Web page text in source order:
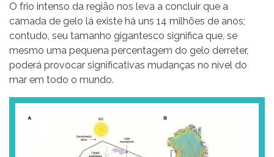
O frio intenso da região nos leva a concluir que a
camada de gelo lá existe há uns 14 milhões de anos;
contudo, seu tamanho gigantesco significa que, se
mesmo uma pequena percentagem do gelo derreter,
poderá provocar significativas mudanças no nível do
mar em todo o mundo.